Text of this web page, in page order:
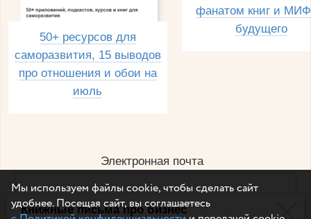
Книжные письма про бизнес
50+ ресурсов для
саморазвития, 15 выводов
про отношения и обои на
июль
фанатом книг и
будущего
Электронная почта
Например, dulsineya@gmail.com
Мы используем файлы cookie, чтобы сделать сайт
удобнее. Посещая сайт, вы соглашаетесь